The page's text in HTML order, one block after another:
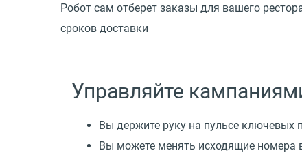
Робот сам отберет заказы для вашего
сроков доставки
Управляйте
Вы держите руку на пульсе ключевых
Вы можете менять исходящие номера